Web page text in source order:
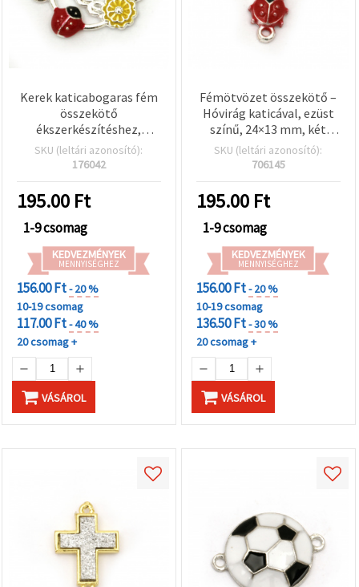
Kerek katicabogaras fém
összekötő
ékszerkészítéshez,
22×19×3 mm, furat: 2 mm,
ezüst színű – 2 db
SKU (leltári azonosító):
176042
195.00 Ft
1-9 csomag
KEDVEZMÉNYEK
MENNYISÉGHEZ
156.00 Ft- 20 %
10-19 csomag
117.00 Ft- 40 %
20 csomag +
VÁSÁROL
Fémötvözet összekötő –
Hóvirág katicával, ezüst
színű, 24×13 mm, két
szemmel, 2 db/csomag,
ékszerkészítéshez
SKU (leltári azonosító):
706145
195.00 Ft
1-9 csomag
KEDVEZMÉNYEK
MENNYISÉGHEZ
156.00 Ft- 20 %
10-19 csomag
136.50 Ft- 30 %
20 csomag +
VÁSÁROL